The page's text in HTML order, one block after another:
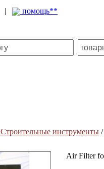
| помощь**
Строительные инструменты
Air Filter